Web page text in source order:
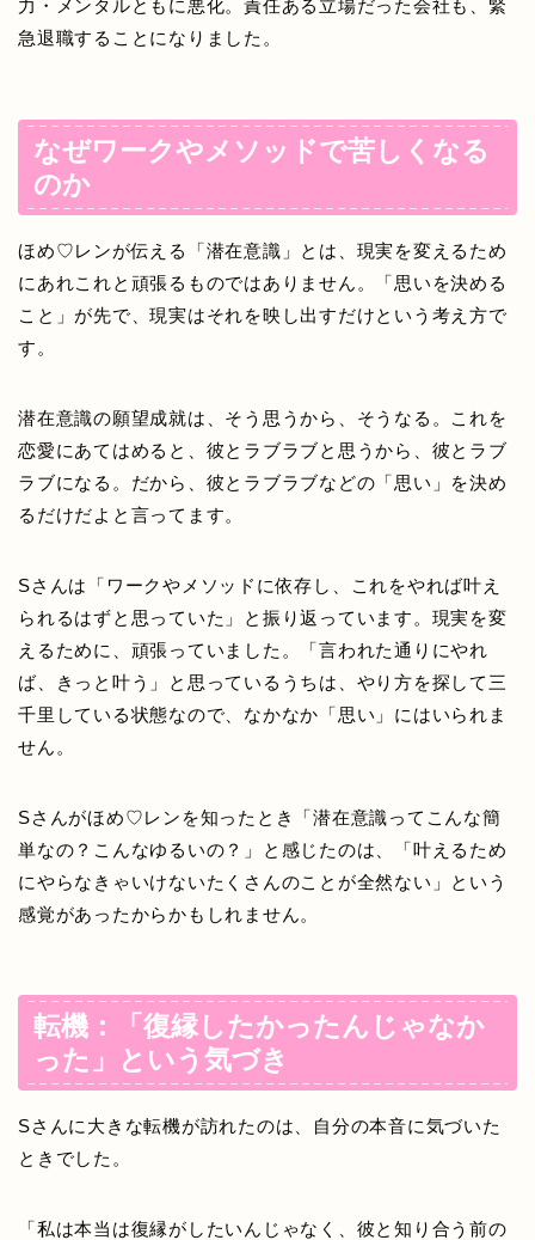
力・メンタルともに悪化。責任ある立場だった会社も、緊
急退職することになりました。
なぜワークやメソッドで苦しくなる
のか
ほめ♡レンが伝える「潜在意識」とは、現実を変えるため
にあれこれと頑張るものではありません。「思いを決める
こと」が先で、現実はそれを映し出すだけという考え方で
す。
潜在意識の願望成就は、そう思うから、そうなる。これを
恋愛にあてはめると、彼とラブラブと思うから、彼とラブ
ラブになる。だから、彼とラブラブなどの「思い」を決め
るだけだよと言ってます。
Sさんは「ワークやメソッドに依存し、これをやれば叶え
られるはずと思っていた」と振り返っています。現実を変
えるために、頑張っていました。「言われた通りにやれ
ば、きっと叶う」と思っているうちは、やり方を探して三
千里している状態なので、なかなか「思い」にはいられま
せん。
Sさんがほめ♡レンを知ったとき「潜在意識ってこんな簡
単なの？こんなゆるいの？」と感じたのは、「叶えるため
にやらなきゃいけないたくさんのことが全然ない」という
感覚があったからかもしれません。
転機：「復縁したかったんじゃなか
った」という気づき
Sさんに大きな転機が訪れたのは、自分の本音に気づいた
ときでした。
「私は本当は復縁がしたいんじゃなく、彼と知り合う前の